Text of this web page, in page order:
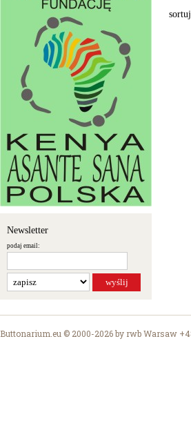
Newsletter
podaj email:
Buttonarium.eu © 2000-2026 by rwb Warsaw